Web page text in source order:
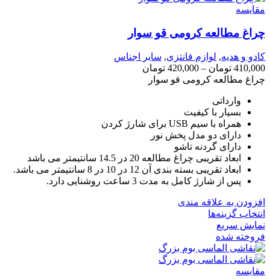
مقايسه
چراغ مطالعه کرومی قو سوار
کادو و هدیه, لوازم فانتزی, سایر اجناس
410,000 تومان –
420,000 تومان
چراغ مطالعه کرومی قو سوار
وارداتی
بسیار با کیفیت
همراه با سیم USB برای شارژ کردن
دارای دو مدل پخش نور
دارای گردنه تاشو
ابعاد تقریبی چراغ مطالعه 20 در 14.5 سانتیمتر می باشد
ابعاد تقریبی بسته بندی آن 12 در 10 در 8 سانتیمتر می باشد.
پس از شارژ کامل به مدت 3 ساعت روشنایی دارد.
افزودن به علاقه مندی
انتخاب گزینه‌ها
نمایش سریع
فروخته شده
مقايسه